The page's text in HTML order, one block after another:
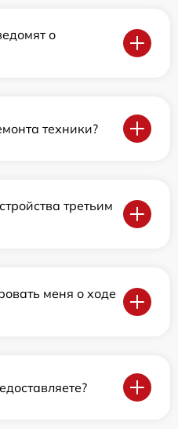
о
техники?
третьим
меня о ходе